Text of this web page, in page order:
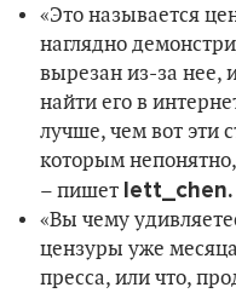
«Это называется
наглядно
вырезан из-за нее,
найти его в
лучше, чем вот эти
которым
– пишет lett_chen.
«Вы чему
цензуры уже
пресса, или что,